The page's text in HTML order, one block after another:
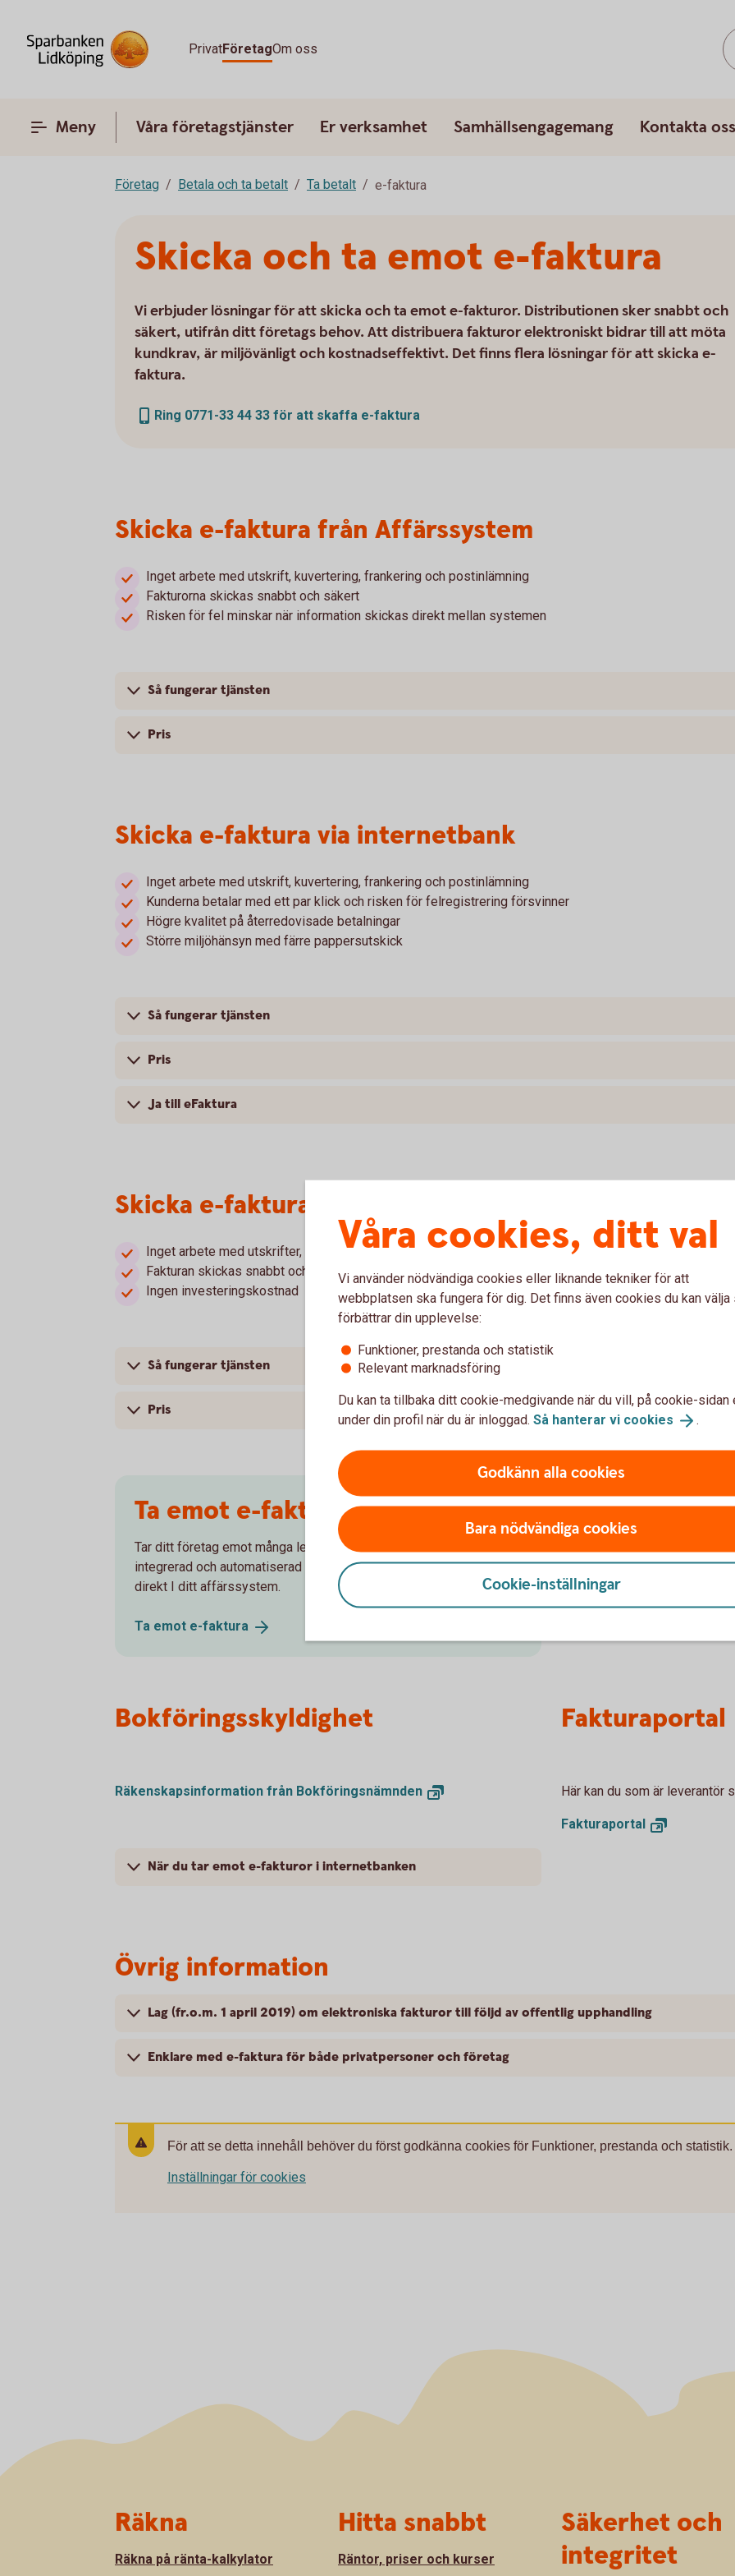
PrivatFöretagOm oss
Meny Våra företagstjänster Er verksamhet Samhällsengagemang Kontakta oss
Företag Betala och ta betalt Ta betalt e-faktura
Skicka och ta emot e-faktura
Vi erbjuder lösningar för att skicka och ta emot e-fakturor. Distributionen sker snabbt och
säkert, utifrån ditt företags behov. Att distribuera fakturor elektroniskt bidrar till att möta
kundkrav, är miljövänligt och kostnadseffektivt. Det finns flera lösningar för att skicka e-
faktura.
Ring 0771-33 44 33 för att skaffa e-faktura
Skicka e-faktura från Affärssystem
Inget arbete med utskrift, kuvertering, frankering och postinlämning
Fakturorna skickas snabbt och säkert
Risken för fel minskar när information skickas direkt mellan systemen
Så fungerar tjänsten
Pris
Skicka e-faktura via internetbank
Inget arbete med utskrift, kuvertering, frankering och postinlämning
Kunderna betalar med ett par klick och risken för felregistrering försvinner
Högre kvalitet på återredovisade betalningar
Större miljöhänsyn med färre pappersutskick
Så fungerar tjänsten
Pris
Ja till eFaktura
Skicka e-faktura via Fakturaportal
Inget arbete med utskrifter, kuvertering, frankering och postinlämning
Fakturan skickas snabbt och säkert
Ingen investeringskostnad
Så fungerar tjänsten
Pris
Ta emot e-faktura
Tar ditt företag emot många leverantörsfakturor? Vi erbjuder en
integrerad och automatiserad lösning för att ta emot e-fakturor
direkt I ditt affärssystem.
Ta emot e-faktura
Sköt bankärenden
ekonomi och affärer,
Internetbankenföretag
Bokföringsskyldighet
Räkenskapsinformation från Bokföringsnämnden
När du tar emot e-fakturor i internetbanken
Fakturaportal
Här kan du som är leverantör
Fakturaportal
Övrig information
Lag (fr.o.m. 1 april 2019) om elektroniska fakturor till följd av offentlig upphandling
Enklare med e-faktura för både privatpersoner och företag
För att se detta innehåll behöver du först godkänna cookies för Funktioner, prestanda och statistik.
Inställningar för cookies
Våra cookies, ditt val
Vi använder nödvändiga cookies eller liknande tekniker för att
webbplatsen ska fungera för dig. Det finns även cookies du kan välja
förbättrar din upplevelse:
Funktioner, prestanda och statistik
Relevant marknadsföring
Du kan ta tillbaka ditt cookie-medgivande när du vill, på cookie-sidan
under din profil när du är inloggad. Så hanterar vi cookies .
Godkänn alla cookies
Bara nödvändiga cookies
Cookie-inställningar
Räkna
Räkna på ränta-kalkylator
Hitta snabbt
Räntor, priser och kurser
Säkerhet och
integritet